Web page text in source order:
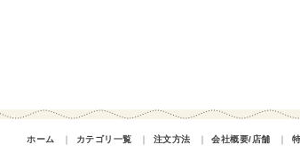
ホーム ｜ カテゴリ一覧 ｜ 注文方法 ｜ 会社概要/店舗 ｜